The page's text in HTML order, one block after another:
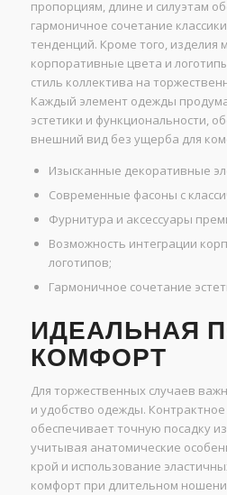
пропорциям, длине и силуэтам
гармоничное сочетание
тенденций. Кроме того,
корпоративные цвета и
стиль коллектива на
Каждый элемент одежды
эстетики и функциональности,
внешний вид без ущерба для
Изысканные декоративные
Современные фасоны с
Фурнитура и аксессуары
Возможность интеграции
логотипов;
Гармоничное сочетание
ИДЕАЛЬНАЯ
КОМФОРТ
Для торжественных случаев
и удобство одежды.
обеспечивает точную посадку
учитывая анатомические
крой и использование
комфорт при длительном